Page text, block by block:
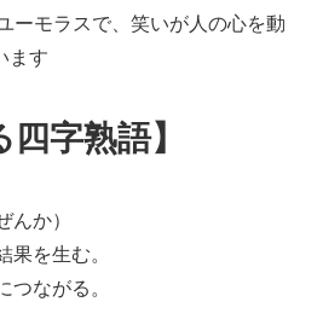
ーモラスで、笑いが人の心を動
ます
字熟語】
んか）
果を生む。
ながる。